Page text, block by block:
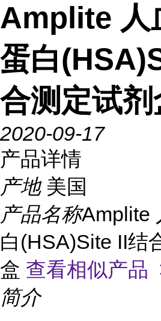
Amplite 人
蛋白
合测定试剂
2020-09-17
产品详情
产地 美国
产品名称Amplite
白(HSA)Site II结
盒 查看相似产品
简介